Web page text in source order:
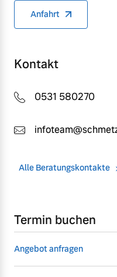
Anfahrt
Kontakt
0531 580270
Alle Beratungskontakte
Termin buchen
Angebot anfragen